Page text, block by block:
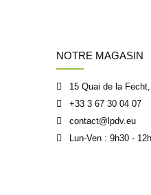
NOTRE MAGASIN
15 Quai de la
+33 3 67 30 04 07
contact@lpdv.eu
Lun-Ven : 9h30 -